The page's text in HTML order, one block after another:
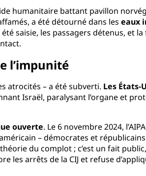
humanitaire battant pavillon
a été détourné dans leseaux
saisie, les passagers détenus, et
l’impunité
atrocités – a été subverti. Les
Israël, paralysant l’organe et
ouverte. Le 6 novembre 2024,
– démocrates et
du complot ; c’est un fait
les arrêts de la CIJ et refuse